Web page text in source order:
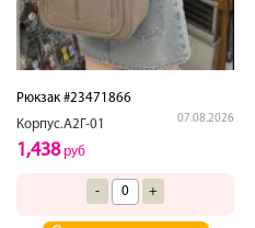
Рюкзак #23471866
Корпус.А2Г-01
07.08.2026
1,438руб
- +